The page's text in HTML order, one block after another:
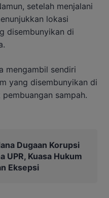
setelah menjalani
lokasi
disembunyikan di
mengambil sendiri
yang disembunyikan di
sampah.
Dugaan Korupsi
UPR, Kuasa Hukum
Eksepsi